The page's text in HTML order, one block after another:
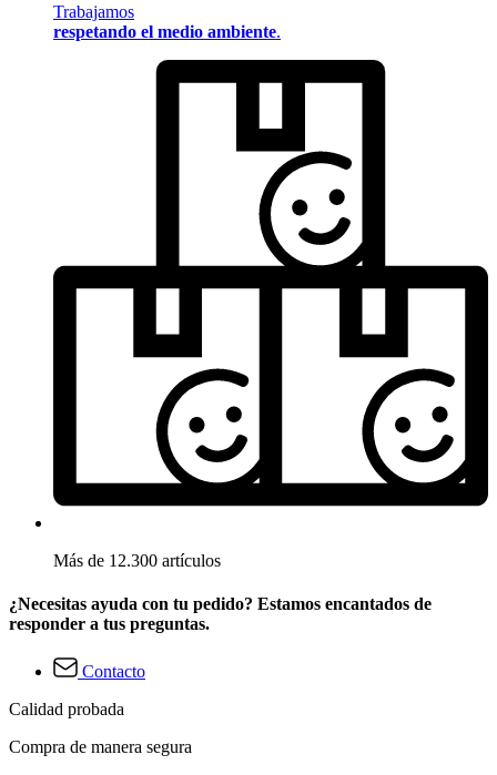
Trabajamos
respetando el medio ambiente.
Más de 12.300 artículos
¿Necesitas ayuda con tu pedido? Estamos encantados de
responder a tus preguntas.
Contacto
Calidad probada
Compra de manera segura